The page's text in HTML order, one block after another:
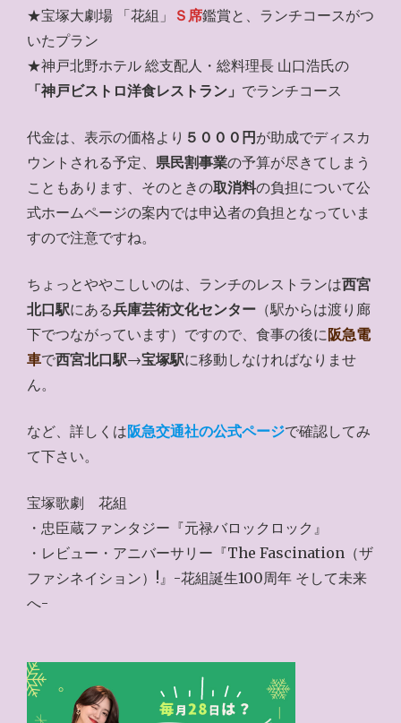
★宝塚大劇場 「花組」 Ｓ席鑑賞と、ランチコースがつ
いたプラン
★神戸北野ホテル 総支配人・総料理長 山口浩氏の
「神戸ビストロ洋食レストラン」 でランチコース
代金は、表示の価格より ５０００円 が助成でディスカ
ウントされる予定、 県民割事業の予算が尽きてしまう
こともあります、そのときの取消料の負担について公
式ホームページの案内では申込者の負担となっていま
すので注意ですね。
ちょっとややこしいのは、ランチのレストランは西宮
北口駅にある兵庫芸術文化センター （駅からは渡り廊
下でつながっています）ですので、食事の後に阪急電
車で西宮北口駅→宝塚駅に移動しなければなりませ
ん。
など、詳しくは阪急交通社の公式ページで確認してみ
て下さい。
宝塚歌劇 花組
・忠臣蔵ファンタジー『元禄バロックロック』
・レビュー・アニバーサリー『The Fascination（ザ
ファシネイション）!』-花組誕生100周年 そして未来
へ-